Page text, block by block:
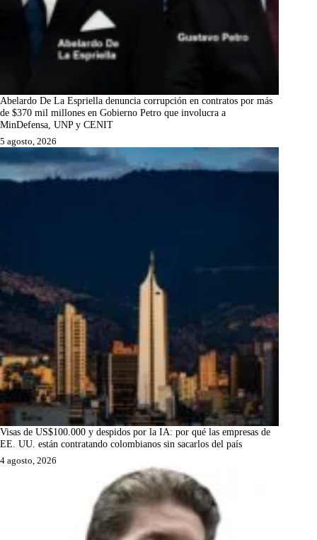
Abelardo De La Espriella denuncia corrupción en contratos por más
de $370 mil millones en Gobierno Petro que involucra a
MinDefensa, UNP y CENIT
5 agosto, 2026
Visas de US$100.000 y despidos por la IA: por qué las empresas de
EE. UU. están contratando colombianos sin sacarlos del país
4 agosto, 2026